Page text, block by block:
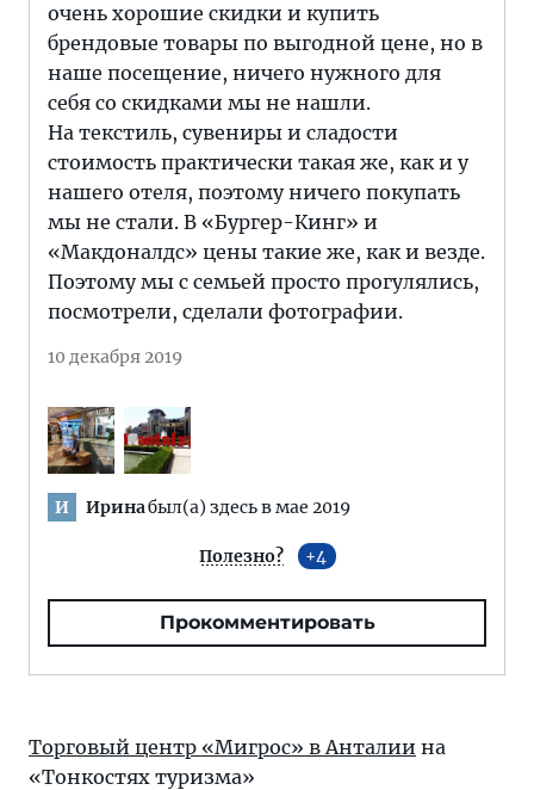
очень хорошие скидки и купить
брендовые товары по выгодной цене, но в
наше посещение, ничего нужного для
себя со скидками мы не нашли.
На текстиль, сувениры и сладости
стоимость практически такая же, как и у
нашего отеля, поэтому ничего покупать
мы не стали. В «Бургер-Кинг» и
«Макдоналдс» цены такие же, как и везде.
Поэтому мы с семьей просто прогулялись,
посмотрели, сделали фотографии.
10 декабря 2019
И Иринабыл(а) здесь в мае 2019
Полезно? 4
Прокомментировать
Торговый центр «Мигрос» в Анталии на
«Тонкостях туризма»